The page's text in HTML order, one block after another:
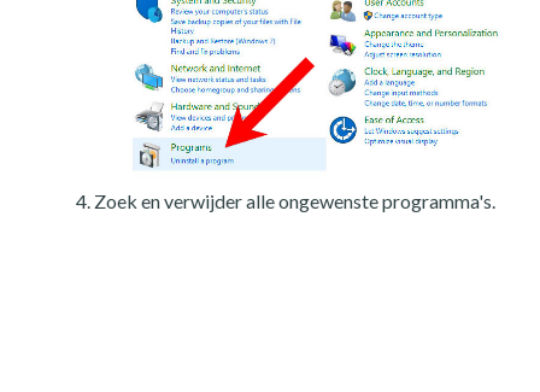
Zoek en verwijder alle ongewenste programma's.